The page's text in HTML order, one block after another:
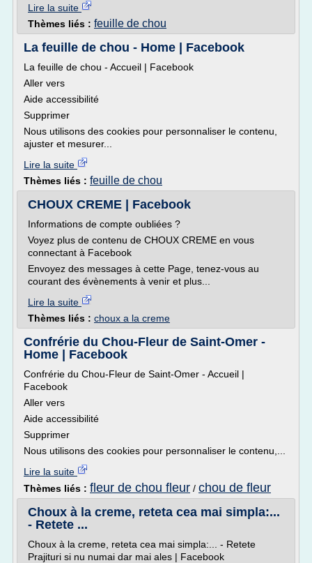
Lire la suite
Thèmes liés : feuille de chou
La feuille de chou - Home | Facebook
La feuille de chou - Accueil | Facebook
Aller vers
Aide accessibilité
Supprimer
Nous utilisons des cookies pour personnaliser le contenu,
ajuster et mesurer...
Lire la suite
Thèmes liés : feuille de chou
CHOUX CREME | Facebook
Informations de compte oubliées ?
Voyez plus de contenu de CHOUX CREME en vous
connectant à Facebook
Envoyez des messages à cette Page, tenez-vous au
courant des évènements à venir et plus...
Lire la suite
Thèmes liés : choux a la creme
Confrérie du Chou-Fleur de Saint-Omer -
Home | Facebook
Confrérie du Chou-Fleur de Saint-Omer - Accueil |
Facebook
Aller vers
Aide accessibilité
Supprimer
Nous utilisons des cookies pour personnaliser le contenu,...
Lire la suite
Thèmes liés : fleur de chou fleur / chou de fleur
Choux à la creme, reteta cea mai simpla:...
- Retete ...
Choux à la creme, reteta cea mai simpla:... - Retete
Prajituri si nu numai dar mai ales | Facebook